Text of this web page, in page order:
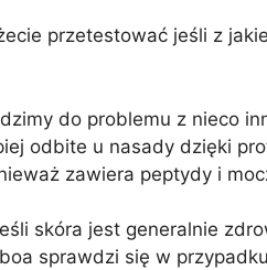
przetestować jeśli z
do problemu z nieco
odbite u nasady dzięki
zawiera peptydy i
skóra jest generalnie
sprawdzi się w